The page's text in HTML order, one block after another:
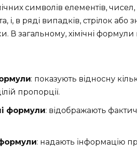
символів елементів,
і, в ряді випадків, стрілок або
В загальному, хімічні
: показують відносну
пропорції.
формули: відображають
: надають інформацію